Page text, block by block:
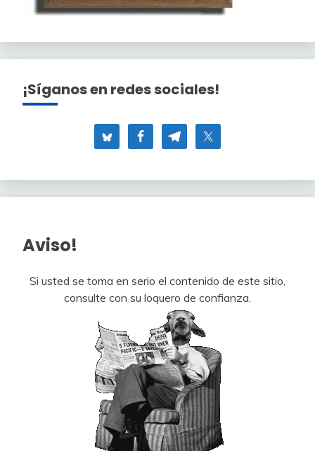
¡Síganos en redes sociales!
Aviso!
Si usted se toma en serio el contenido de este sitio,
consulte con su loquero de confianza.